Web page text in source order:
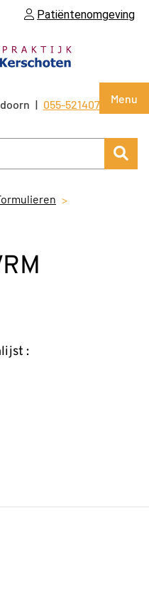
Patiëntenomgeving
Menu
Tel:
055-5214071
: